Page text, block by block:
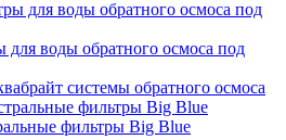
для воды обратного осмоса под
системы обратного осмоса
фильтры Big Blue